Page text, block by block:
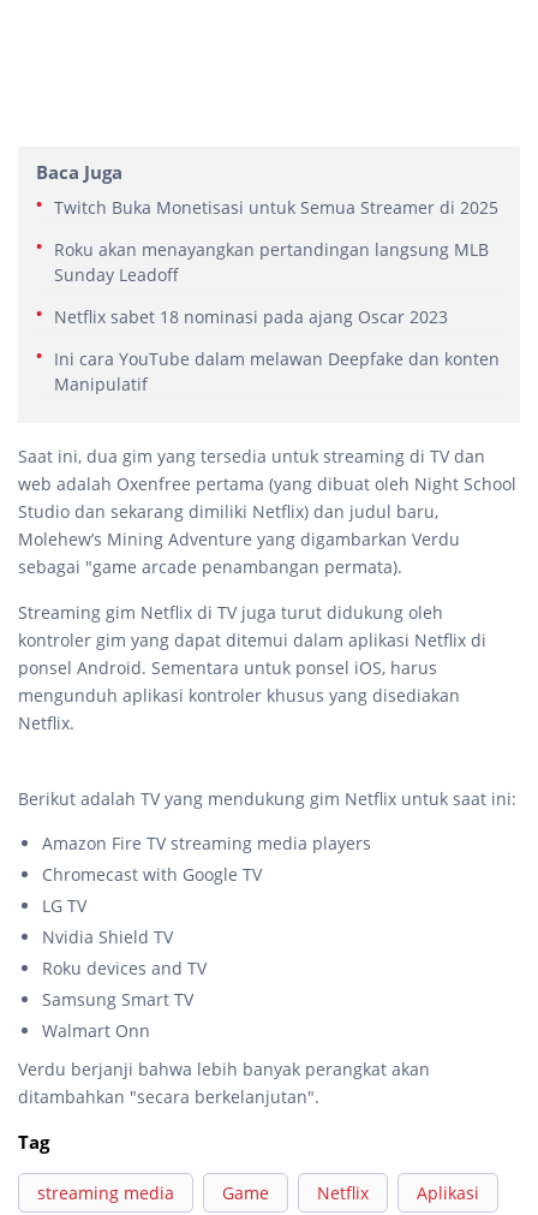
Baca Juga
Twitch Buka Monetisasi untuk Semua Streamer di 2025
Roku akan menayangkan pertandingan langsung MLB
Sunday Leadoff
Netflix sabet 18 nominasi pada ajang Oscar 2023
Ini cara YouTube dalam melawan Deepfake dan konten
Manipulatif
Saat ini, dua gim yang tersedia untuk streaming di TV dan
web adalah Oxenfree pertama (yang dibuat oleh Night School
Studio dan sekarang dimiliki Netflix) dan judul baru,
Molehew’s Mining Adventure yang digambarkan Verdu
sebagai "game arcade penambangan permata).
Streaming gim Netflix di TV juga turut didukung oleh
kontroler gim yang dapat ditemui dalam aplikasi Netflix di
ponsel Android. Sementara untuk ponsel iOS, harus
mengunduh aplikasi kontroler khusus yang disediakan
Netflix.
Berikut adalah TV yang mendukung gim Netflix untuk saat ini:
Amazon Fire TV streaming media players
Chromecast with Google TV
LG TV
Nvidia Shield TV
Roku devices and TV
Samsung Smart TV
Walmart Onn
Verdu berjanji bahwa lebih banyak perangkat akan
ditambahkan "secara berkelanjutan".
Tag
streaming media Game Netflix Aplikasi